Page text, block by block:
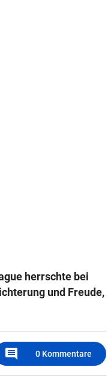
herrschte bei
und Freude,
comment 0 Kommentare